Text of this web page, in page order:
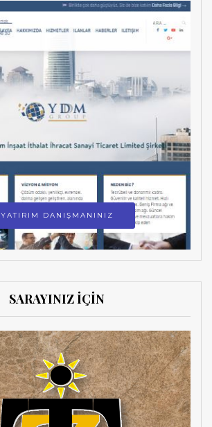
YATIRIM DANIŞMANINIZ
SARAYINIZ İÇİN